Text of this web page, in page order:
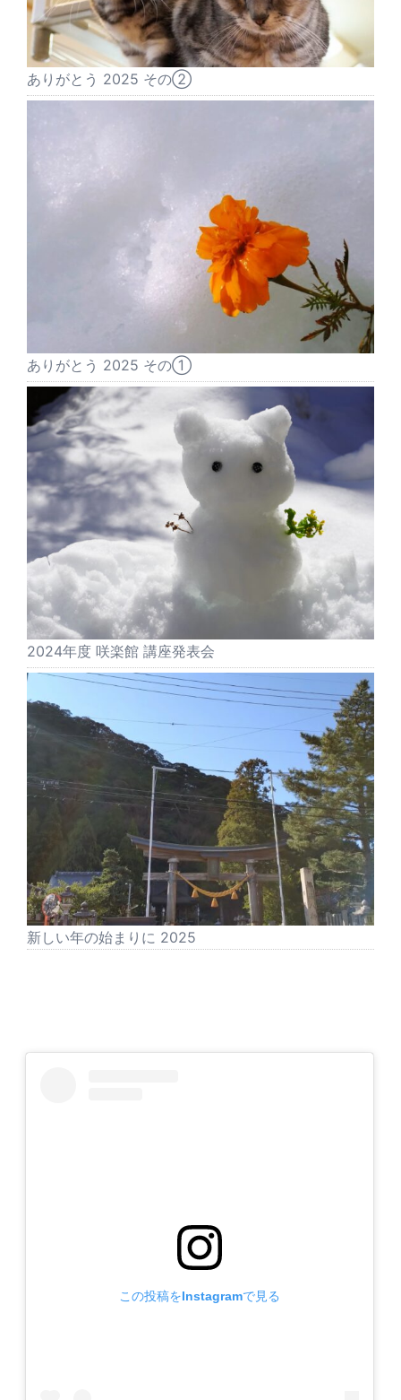
ありがとう 2025 その②
ありがとう 2025 その①
2024年度 咲楽館 講座発表会
新しい年の始まりに 2025
この投稿をInstagramで見る